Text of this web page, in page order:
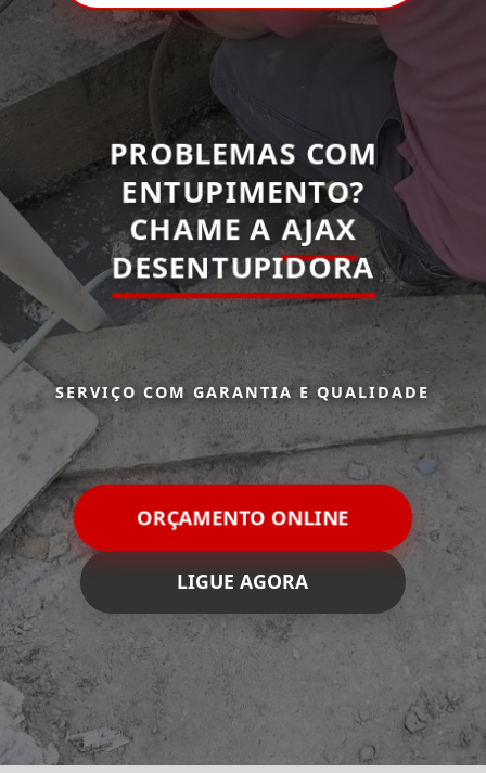
PROBLEMAS COM
ENTUPIMENTO?
CHAME A AJAX
DESENTUPIDORA
SERVIÇO COM GARANTIA E QUALIDADE
ORÇAMENTO ONLINE
LIGUE AGORA